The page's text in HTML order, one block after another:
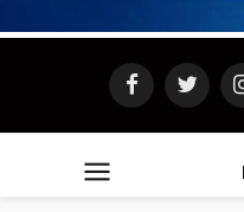
FacebookTwitter